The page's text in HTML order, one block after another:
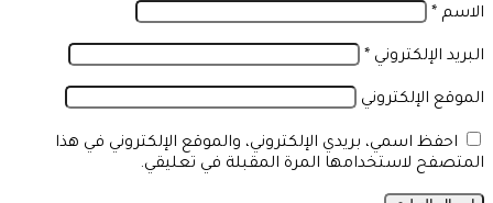
الاسم *
البريد الإلكتروني *
الموقع الإلكتروني
احفظ اسمي، بريدي الإلكتروني، والموقع الإلكتروني في هذا
المتصفح لاستخدامها المرة المقبلة في تعليقي.